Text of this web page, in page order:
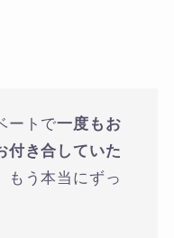
ートで一度もお
付き合していた
もう本当にずっ